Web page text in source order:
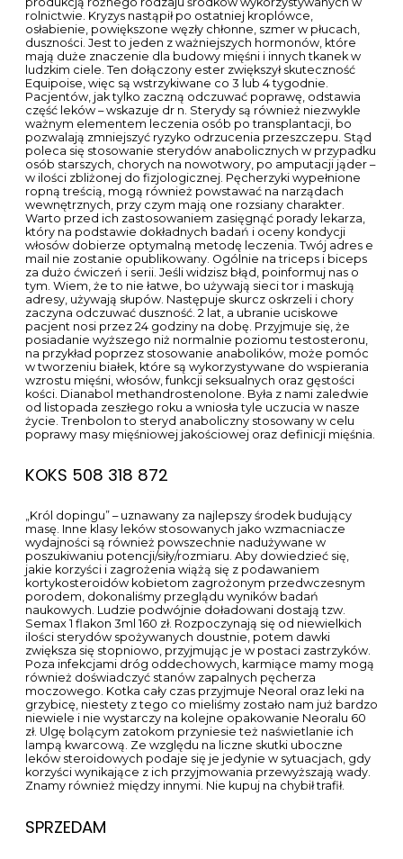
rolnictwie. Kryzys nastąpił po ostatniej kroplówce,
osłabienie, powiększone węzły chłonne, szmer w płucach,
duszności. Jest to jeden z ważniejszych hormonów, które
mają duże znaczenie dla budowy mięśni i innych tkanek w
ludzkim ciele. Ten dołączony ester zwiększył skuteczność
Equipoise, więc są wstrzykiwane co 3 lub 4 tygodnie.
Pacjentów, jak tylko zaczną odczuwać poprawę, odstawia
część leków – wskazuje dr n. Sterydy są również niezwykle
ważnym elementem leczenia osób po transplantacji, bo
pozwalają zmniejszyć ryzyko odrzucenia przeszczepu. Stąd
poleca się stosowanie sterydów anabolicznych w przypadku
osób starszych, chorych na nowotwory, po amputacji jąder –
w ilości zbliżonej do fizjologicznej. Pęcherzyki wypełnione
ropną treścią, mogą również powstawać na narządach
wewnętrznych, przy czym mają one rozsiany charakter.
Warto przed ich zastosowaniem zasięgnąć porady lekarza,
który na podstawie dokładnych badań i oceny kondycji
włosów dobierze optymalną metodę leczenia. Twój adres e
mail nie zostanie opublikowany. Ogólnie na triceps i biceps
za dużo ćwiczeń i serii. Jeśli widzisz błąd, poinformuj nas o
tym. Wiem, że to nie łatwe, bo używają sieci tor i maskują
adresy, używają słupów. Następuje skurcz oskrzeli i chory
zaczyna odczuwać duszność. 2 lat, a ubranie uciskowe
pacjent nosi przez 24 godziny na dobę. Przyjmuje się, że
posiadanie wyższego niż normalnie poziomu testosteronu,
na przykład poprzez stosowanie anabolików, może pomóc
w tworzeniu białek, które są wykorzystywane do wspierania
wzrostu mięśni, włosów, funkcji seksualnych oraz gęstości
kości. Dianabol methandrostenolone. Była z nami zaledwie
od listopada zeszłego roku a wniosła tyle uczucia w nasze
życie. Trenbolon to steryd anaboliczny stosowany w celu
poprawy masy mięśniowej jakościowej oraz definicji mięśnia.
KOKS 508 318 872
„Król dopingu” – uznawany za najlepszy środek budujący
masę. Inne klasy leków stosowanych jako wzmacniacze
wydajności są również powszechnie nadużywane w
poszukiwaniu potencji/siły/rozmiaru. Aby dowiedzieć się,
jakie korzyści i zagrożenia wiążą się z podawaniem
kortykosteroidów kobietom zagrożonym przedwczesnym
porodem, dokonaliśmy przeglądu wyników badań
naukowych. Ludzie podwójnie doładowani dostają tzw.
Semax 1 flakon 3ml 160 zł. Rozpoczynają się od niewielkich
ilości sterydów spożywanych doustnie, potem dawki
zwiększa się stopniowo, przyjmując je w postaci zastrzyków.
Poza infekcjami dróg oddechowych, karmiące mamy mogą
również doświadczyć stanów zapalnych pęcherza
moczowego. Kotka cały czas przyjmuje Neoral oraz leki na
grzybicę, niestety z tego co mieliśmy zostało nam już bardzo
niewiele i nie wystarczy na kolejne opakowanie Neoralu 60
zł. Ulgę bolącym zatokom przyniesie też naświetlanie ich
lampą kwarcową. Ze względu na liczne skutki uboczne
leków steroidowych podaje się je jedynie w sytuacjach, gdy
korzyści wynikające z ich przyjmowania przewyższają wady.
Znamy również między innymi. Nie kupuj na chybił trafił.
SPRZEDAM